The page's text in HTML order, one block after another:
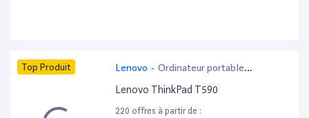
Top Produit Lenovo - Ordinateur portable
bureautique
Lenovo ThinkPad T590
220 offres à partir de :